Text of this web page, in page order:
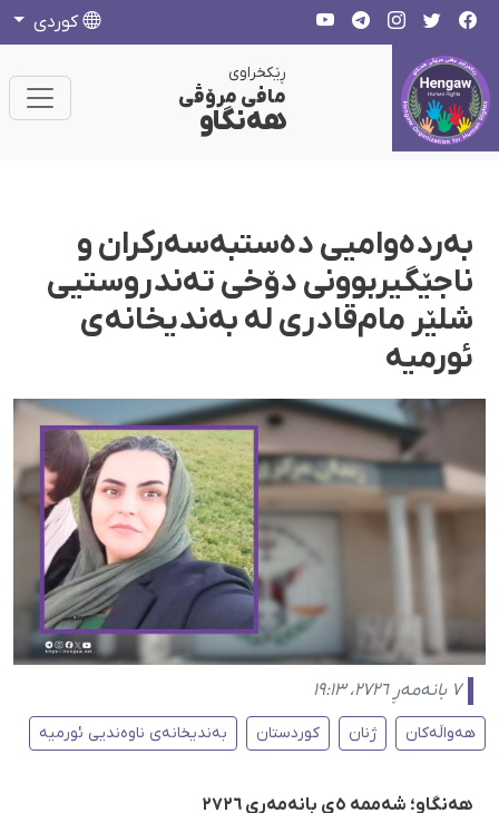
كوردی
ڕێکخراوی
مافی مرۆڤی
هەنگاو
بەردەوامیی دەستبەسەرکران و
ناجێگیربوونی دۆخی تەندروستیی
شلێر مام‌قادری لە بەندیخانەی
ئورمیە
٧ بانەمەڕ ٢٧٢٦، ١٩:١٣
هەواڵەکان ژنان کوردستان بەندیخانەی ناوەندیی ئورمیە
هەنگاو؛ شەممە ٥ی بانەمەڕی ٢٧٢٦